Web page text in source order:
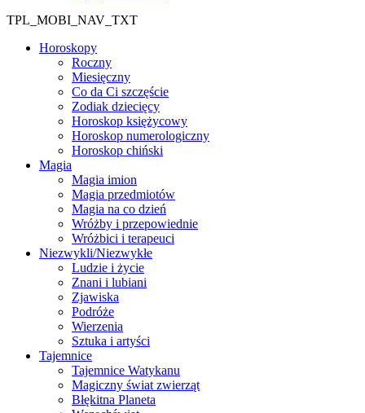
TPL_MOBI_NAV_TXT
Horoskopy
Roczny
Miesięczny
Co da Ci szczęście
Zodiak dziecięcy
Horoskop księżycowy
Horoskop numerologiczny
Horoskop chiński
Magia
Magia imion
Magia przedmiotów
Magia na co dzień
Wróżby i przepowiednie
Wróżbici i terapeuci
Niezwykli/Niezwykłe
Ludzie i życie
Znani i lubiani
Zjawiska
Podróże
Wierzenia
Sztuka i artyści
Tajemnice
Tajemnice Watykanu
Magiczny świat zwierząt
Błękitna Planeta